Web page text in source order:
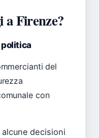
a Firenze?
politica
del
con
decisioni